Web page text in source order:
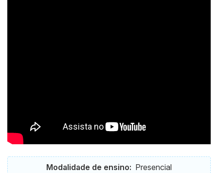
Modalidade de ensino: Presencial